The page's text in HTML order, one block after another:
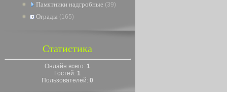
Памятники надгробные (39)
Ограды (165)
Статистика
Онлайн всего: 1
Гостей: 1
Пользователей:0